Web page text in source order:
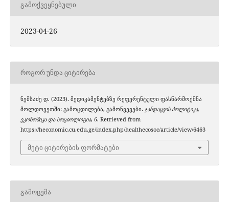
ᲒᲐᲛᲝᲥᲕᲔᲧᲜᲔᲑᲣᲚᲘ
2023-04-26
ᲠᲝᲒᲝᲠ ᲣᲜᲓᲐ ᲪᲘᲢᲘᲠᲔᲑᲐ
ნემსაძე დ. (2023). მედიკამენტებზე რეფერენტული ფასწარმოქმნა
მოლდოვეთში: გამოცდილება, გამოწვევები. ჯანდაცვის პოლიტიკა,
ეკონომიკა და სოციოლოგია, 6. Retrieved from
https://heconomic.cu.edu.ge/index.php/healthecosoc/article/view/6463
მეტი ციტირების ფორმატები
ᲒᲐᲛᲝᲪᲔᲛᲐ